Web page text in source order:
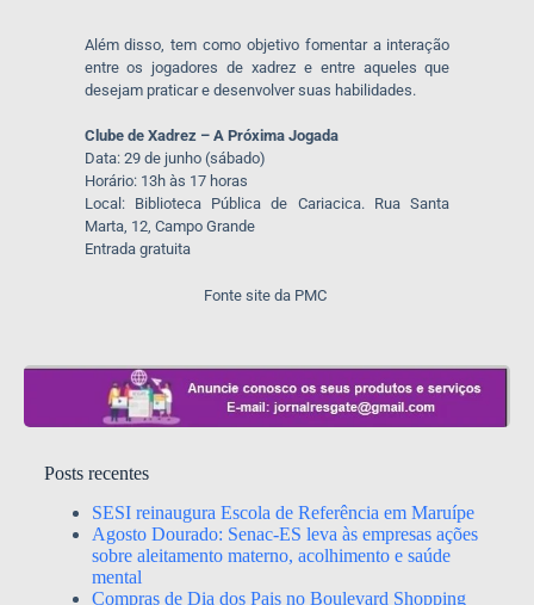
Além disso, tem como objetivo fomentar a interação
entre os jogadores de xadrez e entre aqueles que
desejam praticar e desenvolver suas habilidades.
Clube de Xadrez – A Próxima Jogada
Data: 29 de junho (sábado)
Horário: 13h às 17 horas
Local: Biblioteca Pública de Cariacica. Rua Santa
Marta, 12, Campo Grande
Entrada gratuita
Fonte site da PMC
Posts recentes
SESI reinaugura Escola de Referência em Maruípe
Agosto Dourado: Senac-ES leva às empresas ações
sobre aleitamento materno, acolhimento e saúde
mental
Compras de Dia dos Pais no Boulevard Shopping